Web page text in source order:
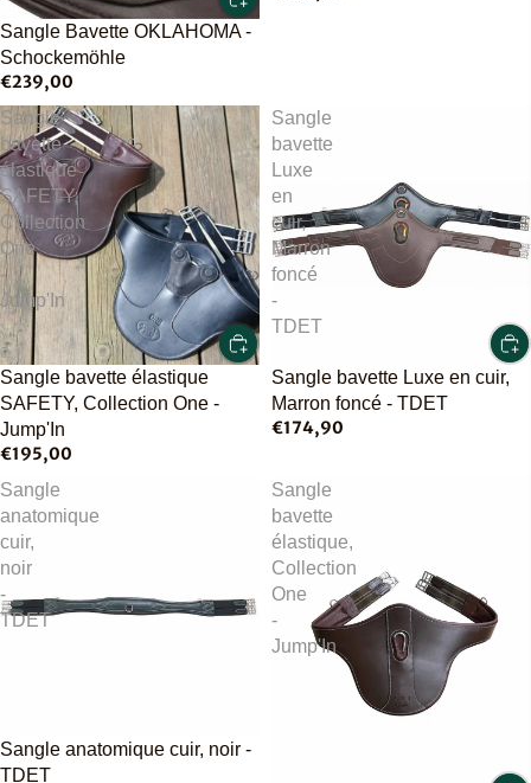
Sangle Bavette OKLAHOMA -
Schockemöhle
€239,00
Sangle
bavette
élastique
SAFETY,
Collection
One
-
Jump'In
Sangle bavette élastique
SAFETY, Collection One -
Jump'In
€195,00
Sangle
bavette
Luxe
en
cuir,
Marron
foncé
-
TDET
Sangle bavette Luxe en cuir,
Marron foncé - TDET
€174,90
Sangle
anatomique
cuir,
noir
-
TDET
Sangle anatomique cuir, noir -
TDET
Sangle
bavette
élastique,
Collection
One
-
Jump'In